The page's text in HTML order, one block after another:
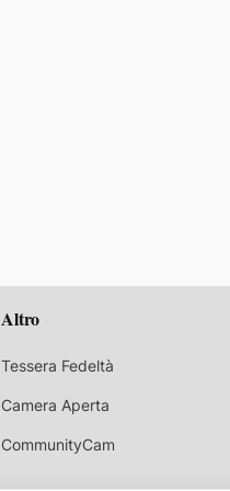
Altro
Tessera Fedeltà
Camera Aperta
CommunityCam